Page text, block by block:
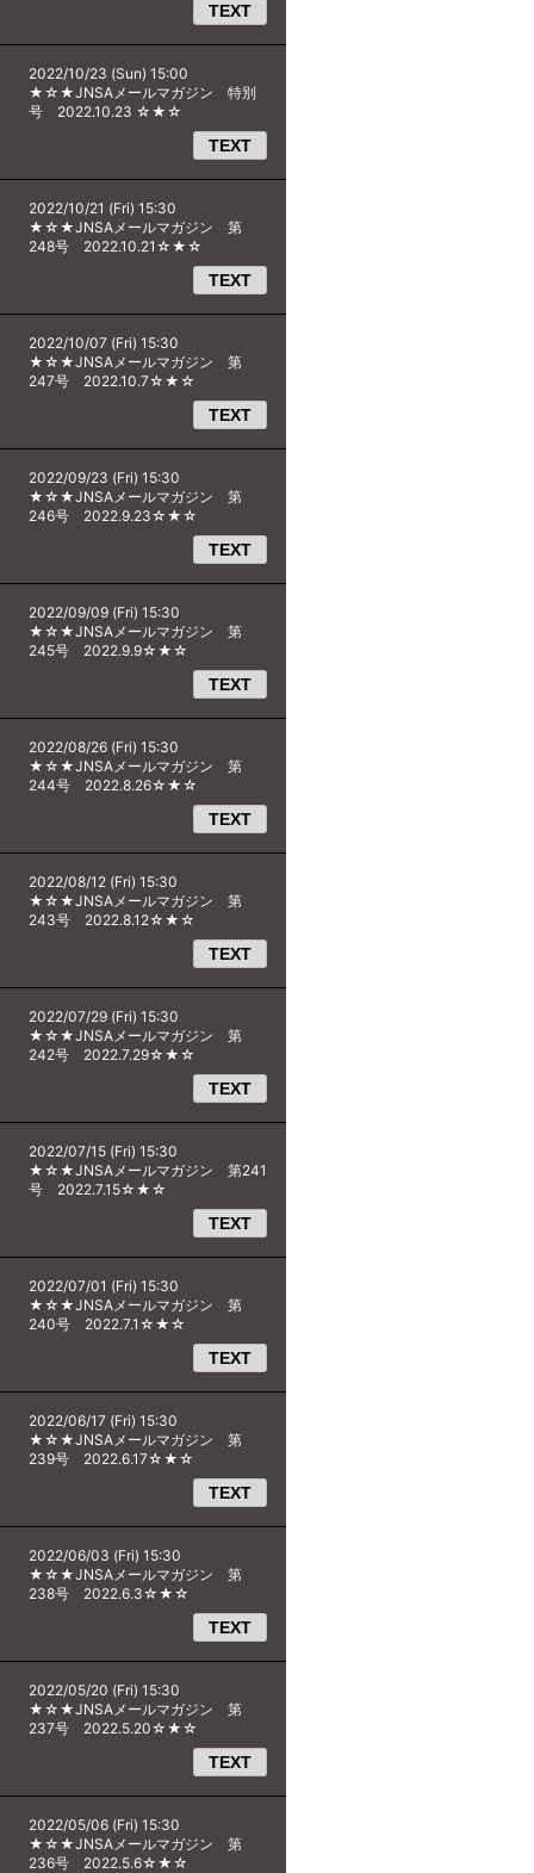
TEXT
2022/10/23 (Sun) 15:00
★☆★JNSAメールマガジン 特別
号 2022.10.23 ☆★☆
TEXT
2022/10/21 (Fri) 15:30
★☆★JNSAメールマガジン 第
248号 2022.10.21☆★☆
TEXT
2022/10/07 (Fri) 15:30
★☆★JNSAメールマガジン 第
247号 2022.10.7☆★☆
TEXT
2022/09/23 (Fri) 15:30
★☆★JNSAメールマガジン 第
246号 2022.9.23☆★☆
TEXT
2022/09/09 (Fri) 15:30
★☆★JNSAメールマガジン 第
245号 2022.9.9☆★☆
TEXT
2022/08/26 (Fri) 15:30
★☆★JNSAメールマガジン 第
244号 2022.8.26☆★☆
TEXT
2022/08/12 (Fri) 15:30
★☆★JNSAメールマガジン 第
243号 2022.8.12☆★☆
TEXT
2022/07/29 (Fri) 15:30
★☆★JNSAメールマガジン 第
242号 2022.7.29☆★☆
TEXT
2022/07/15 (Fri) 15:30
★☆★JNSAメールマガジン 第241
号 2022.7.15☆★☆
TEXT
2022/07/01 (Fri) 15:30
★☆★JNSAメールマガジン 第
240号 2022.7.1☆★☆
TEXT
2022/06/17 (Fri) 15:30
★☆★JNSAメールマガジン 第
239号 2022.6.17☆★☆
TEXT
2022/06/03 (Fri) 15:30
★☆★JNSAメールマガジン 第
238号 2022.6.3☆★☆
TEXT
2022/05/20 (Fri) 15:30
★☆★JNSAメールマガジン 第
237号 2022.5.20☆★☆
TEXT
2022/05/06 (Fri) 15:30
★☆★JNSAメールマガジン 第
236号 2022.5.6☆★☆